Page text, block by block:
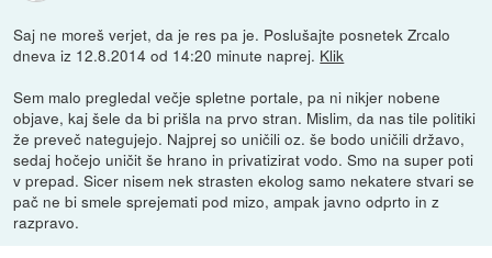
Saj ne moreš verjet, da je res pa je. Poslušajte posnetek Zrcalo
dneva iz 12.8.2014 od 14:20 minute naprej. Klik
Sem malo pregledal večje spletne portale, pa ni nikjer nobene
objave, kaj šele da bi prišla na prvo stran. Mislim, da nas tile politiki
že preveč nategujejo. Najprej so uničili oz. še bodo uničili državo,
sedaj hočejo uničit še hrano in privatizirat vodo. Smo na super poti
v prepad. Sicer nisem nek strasten ekolog samo nekatere stvari se
pač ne bi smele sprejemati pod mizo, ampak javno odprto in z
razpravo.